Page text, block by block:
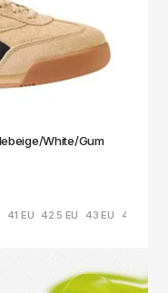
White/Gum
41 EU 42.5 EU 43 EU 44 EU